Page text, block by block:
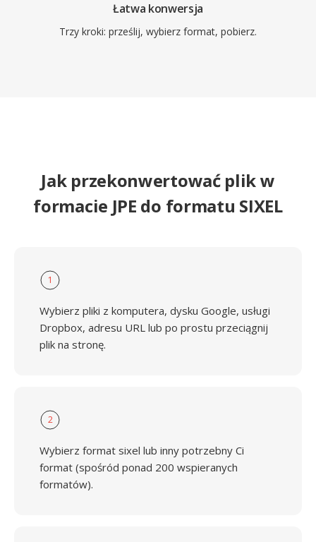
Łatwa konwersja
Trzy kroki: prześlij, wybierz format, pobierz.
Jak przekonwertować plik w
formacie JPE do formatu SIXEL
1
Wybierz pliki z komputera, dysku Google, usługi
Dropbox, adresu URL lub po prostu przeciągnij
plik na stronę.
2
Wybierz format sixel lub inny potrzebny Ci
format (spośród ponad 200 wspieranych
formatów).